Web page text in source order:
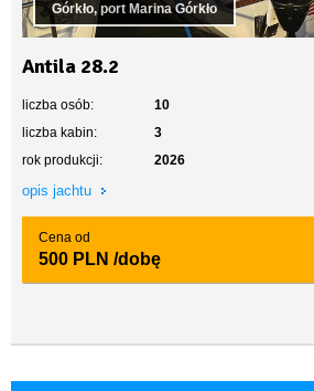
Górkło, port Marina Górkło
Antila 28.2
liczba osób:
10
liczba kabin:
3
rok produkcji:
2026
opis jachtu
Cena od
500 PLN /dobę